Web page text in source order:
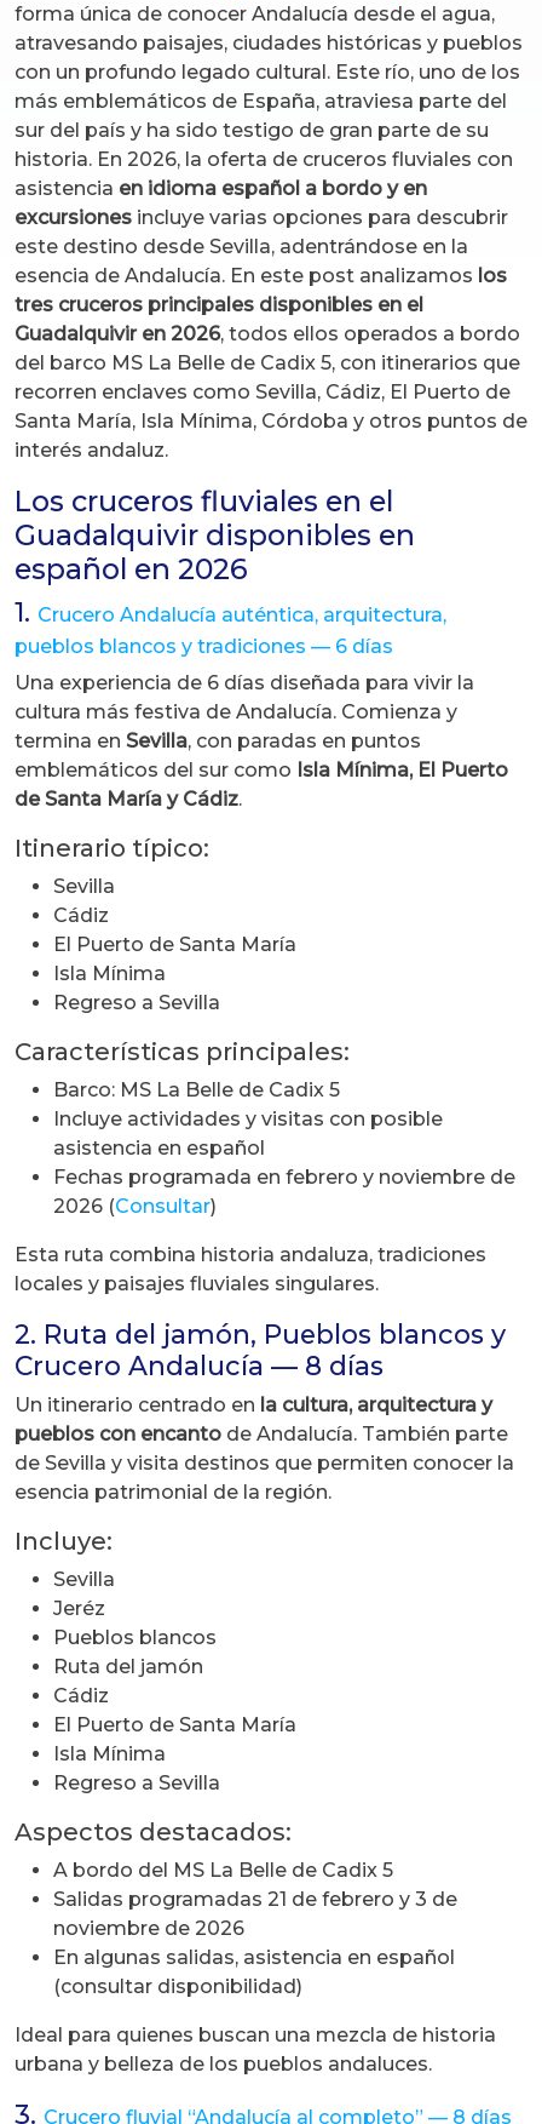
forma única de conocer Andalucía desde el agua,
atravesando paisajes, ciudades históricas y pueblos
con un profundo legado cultural. Este río, uno de los
más emblemáticos de España, atraviesa parte del
sur del país y ha sido testigo de gran parte de su
historia. En 2026, la oferta de cruceros fluviales con
asistencia en idioma español a bordo y en
excursiones incluye varias opciones para descubrir
este destino desde Sevilla, adentrándose en la
esencia de Andalucía. En este post analizamos los
tres cruceros principales disponibles en el
Guadalquivir en 2026, todos ellos operados a bordo
del barco MS La Belle de Cadix 5, con itinerarios que
recorren enclaves como Sevilla, Cádiz, El Puerto de
Santa María, Isla Mínima, Córdoba y otros puntos de
interés andaluz.
Los cruceros fluviales en el
Guadalquivir disponibles en
español en 2026
1. Crucero Andalucía auténtica, arquitectura,
pueblos blancos y tradiciones — 6 días
Una experiencia de 6 días diseñada para vivir la
cultura más festiva de Andalucía. Comienza y
termina en Sevilla, con paradas en puntos
emblemáticos del sur como Isla Mínima, El Puerto
de Santa María y Cádiz.
Itinerario típico:
Sevilla
Cádiz
El Puerto de Santa María
Isla Mínima
Regreso a Sevilla
Características principales:
Barco: MS La Belle de Cadix 5
Incluye actividades y visitas con posible
asistencia en español
Fechas programada en febrero y noviembre de
2026 (Consultar)
Esta ruta combina historia andaluza, tradiciones
locales y paisajes fluviales singulares.
2. Ruta del jamón, Pueblos blancos y
Crucero Andalucía — 8 días
Un itinerario centrado en la cultura, arquitectura y
pueblos con encanto de Andalucía. También parte
de Sevilla y visita destinos que permiten conocer la
esencia patrimonial de la región.
Incluye:
Sevilla
Jeréz
Pueblos blancos
Ruta del jamón
Cádiz
El Puerto de Santa María
Isla Mínima
Regreso a Sevilla
Aspectos destacados:
A bordo del MS La Belle de Cadix 5
Salidas programadas 21 de febrero y 3 de
noviembre de 2026
En algunas salidas, asistencia en español
(consultar disponibilidad)
Ideal para quienes buscan una mezcla de historia
urbana y belleza de los pueblos andaluces.
3. Crucero fluvial “Andalucía al completo” — 8 días